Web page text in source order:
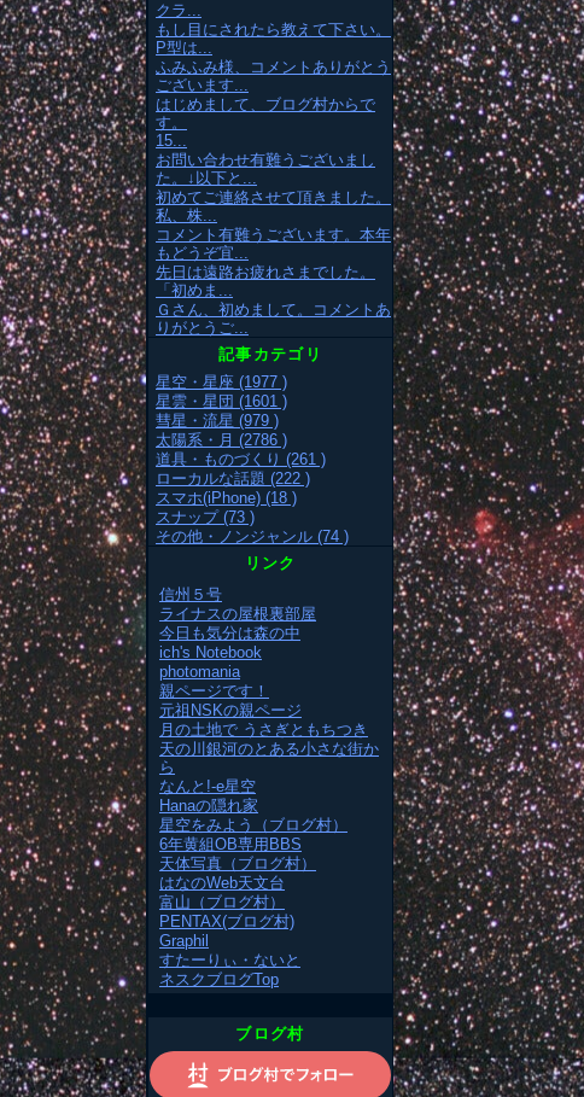
クラ...
もし目にされたら教えて下さい。
P型は...
ふみふみ様、コメントありがとう
ございます...
はじめまして、ブログ村からで
す。
15...
お問い合わせ有難うございまし
た。↓以下と...
初めてご連絡させて頂きました。
私、株...
コメント有難うございます。本年
もどうぞ宜...
先日は遠路お疲れさまでした。
「初めま...
Ｇさん、初めまして。コメントあ
りがとうご...
記事カテゴリ
星空・星座 (1977 )
星雲・星団 (1601 )
彗星・流星 (979 )
太陽系・月 (2786 )
道具・ものづくり (261 )
ローカルな話題 (222 )
スマホ(iPhone) (18 )
スナップ (73 )
その他・ノンジャンル (74 )
リンク
信州５号
ライナスの屋根裏部屋
今日も気分は森の中
ich's Notebook
photomania
親ページです！
元祖NSKの親ページ
月の土地で うさぎともちつき
天の川銀河のとある小さな街か
ら
なんと!-e星空
Hanaの隠れ家
星空をみよう（ブログ村）
6年黄組OB専用BBS
天体写真（ブログ村）
はなのWeb天文台
富山（ブログ村）
PENTAX(ブログ村)
Graphil
すたーりぃ・ないと
ネスクブログTop
ブログ村